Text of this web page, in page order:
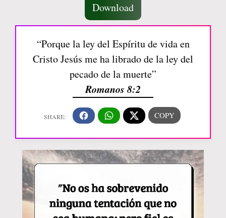
Download
“Porque la ley del Espíritu de vida en
Cristo Jesús me ha librado de la ley del
pecado de la muerte”
Romanos 8:2